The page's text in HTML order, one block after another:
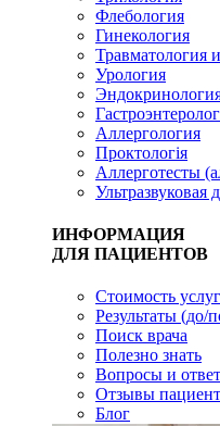
Флебология
Гинекология
Травматология
Урология
Аллергология
Проктологія
Аллерготесты
ИНФОРМАЦИЯ
ДЛЯ ПАЦИЕНТОВ
Стоимость услуг
Результаты (до/
Поиск врача
Полезно знать
Вопросы и
Отзывы
Блог